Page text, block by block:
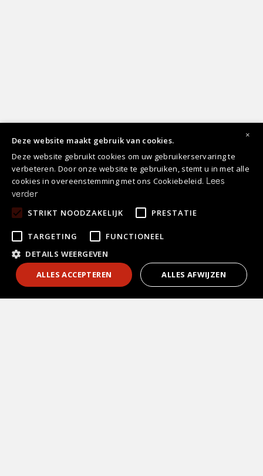
1
Contact
×
Deze website maakt gebruik van cookies.
Deze website gebruikt cookies om uw gebruikerservaring te
verbeteren. Door onze website te gebruiken, stemt u in met alle
cookies in overeenstemming met ons Cookiebeleid. Lees
verder
STRIKT NOODZAKELIJK PRESTATIE
TARGETING
FUNCTIONEEL
DETAILS WEERGEVEN
ALLES ACCEPTEREN
ALLES AFWIJZEN